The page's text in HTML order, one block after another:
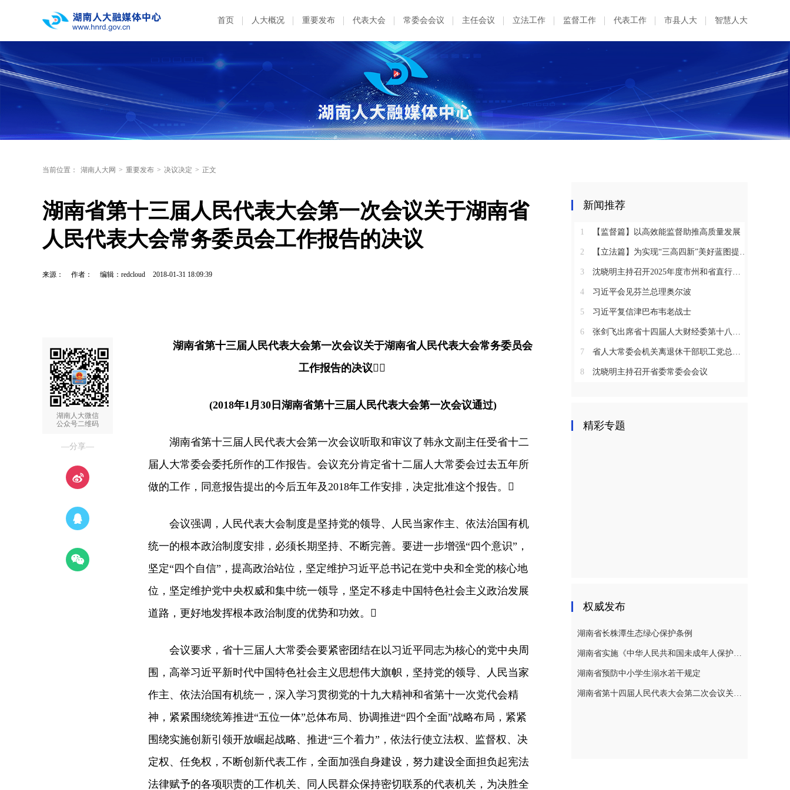
首页 人大概况 重要发布 代表大会 常委会会议 主任会议 立法工作 监督工作 代表工作 市县人大 智慧人大
当前位置： 湖南人大网 > 重要发布 > 决议决定 > 正文
湖南省第十三届人民代表大会第一次会议关于湖南省
人民代表大会常务委员会工作报告的决议
来源： 作者： 编辑：redcloud 2018-01-31 18:09:39
湖南人大微信
公众号二维码
—分享—
湖南省第十三届人民代表大会第一次会议关于湖南省人民代表大会常务委员会
工作报告的决议
(2018年1月30日湖南省第十三届人民代表大会第一次会议通过)
湖南省第十三届人民代表大会第一次会议听取和审议了韩永文副主任受省十二
届人大常委会委托所作的工作报告。会议充分肯定省十二届人大常委会过去五年所
做的工作，同意报告提出的今后五年及2018年工作安排，决定批准这个报告。
会议强调，人民代表大会制度是坚持党的领导、人民当家作主、依法治国有机
统一的根本政治制度安排，必须长期坚持、不断完善。要进一步增强“四个意识”，
坚定“四个自信”，提高政治站位，坚定维护习近平总书记在党中央和全党的核心地
位，坚定维护党中央权威和集中统一领导，坚定不移走中国特色社会主义政治发展
道路，更好地发挥根本政治制度的优势和功效。
会议要求，省十三届人大常委会要紧密团结在以习近平同志为核心的党中央周
围，高举习近平新时代中国特色社会主义思想伟大旗帜，坚持党的领导、人民当家
作主、依法治国有机统一，深入学习贯彻党的十九大精神和省第十一次党代会精
神，紧紧围绕统筹推进“五位一体”总体布局、协调推进“四个全面”战略布局，紧紧
围绕实施创新引领开放崛起战略、推进“三个着力”，依法行使立法权、监督权、决
定权、任免权，不断创新代表工作，全面加强自身建设，努力建设全面担负起宪法
法律赋予的各项职责的工作机关、同人民群众保持密切联系的代表机关，为决胜全
新闻推荐
1 【监督篇】以高效能监督助推高质量发展
2 【立法篇】为实现“三高四新”美好蓝图提供坚实法治保障
3 沈晓明主持召开2025年度市州和省直行业系统党（工）委书记抓基层党建工作述职评议会议
4 习近平会见芬兰总理奥尔波
5 习近平复信津巴布韦老战士
6 张剑飞出席省十四届人大财经委第十八次全体会议
7 省人大常委会机关离退休干部职工党总支召开2025年度总结表彰大会
8 沈晓明主持召开省委常委会会议
精彩专题
权威发布
湖南省长株潭生态绿心保护条例
湖南省实施《中华人民共和国未成年人保护法》若干规定
湖南省预防中小学生溺水若干规定
湖南省第十四届人民代表大会第二次会议关于湖南省人民代表大会常务委员会工作报告的决议